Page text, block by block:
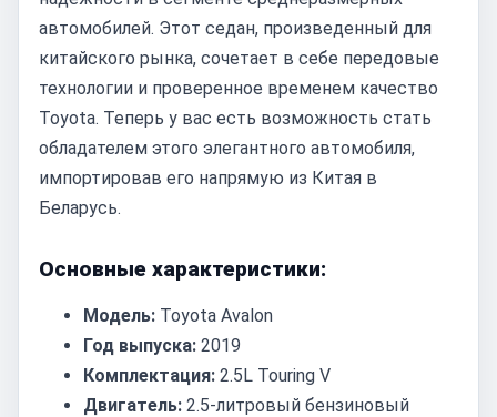
автомобилей. Этот седан, произведенный для
китайского рынка, сочетает в себе передовые
технологии и проверенное временем качество
Toyota. Теперь у вас есть возможность стать
обладателем этого элегантного автомобиля,
импортировав его напрямую из Китая в
Беларусь.
Основные характеристики:
Модель: Toyota Avalon
Год выпуска: 2019
Комплектация: 2.5L Touring V
Двигатель: 2.5-литровый бензиновый